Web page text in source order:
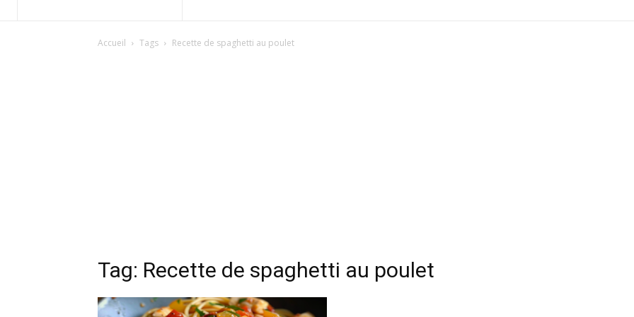
Accueil Tags Recette de spaghetti au poulet
Tag: Recette de spaghetti au poulet